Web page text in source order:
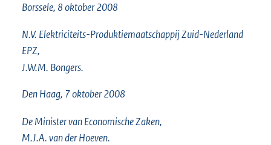
Borssele, 8 oktober 2008
N.V. Elektriciteits-Produktiemaatschappij Zuid-Nederland
EPZ,
J.W.M. Bongers.
Den Haag, 7 oktober 2008
De Minister van Economische Zaken,
M.J.A. van der Hoeven.